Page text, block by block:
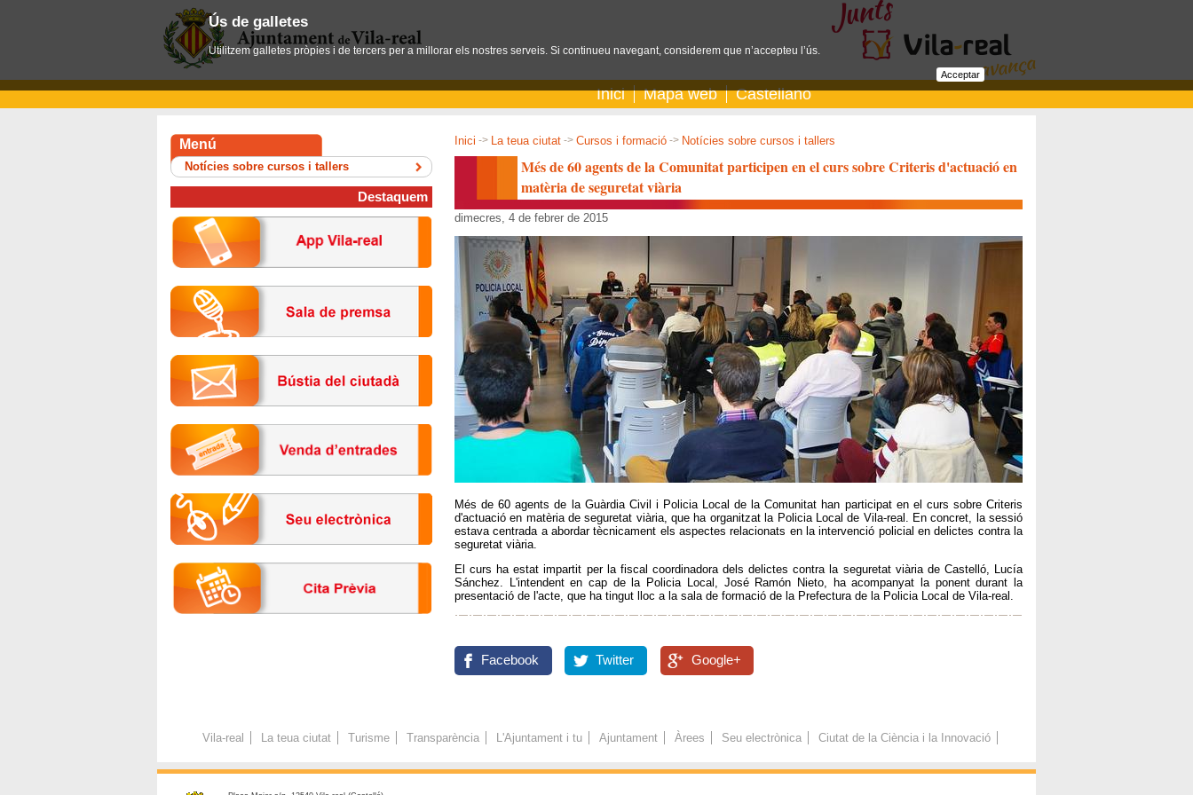
Inici Mapa web Castellano
Inici -> La teua ciutat -> Cursos i formació -> Notícies sobre cursos i tallers
Més de 60 agents de la Comunitat participen en el curs sobre Criteris d'actuació en
matèria de seguretat viària
dimecres, 4 de febrer de 2015
Més de 60 agents de la Guàrdia Civil i Policia Local de la Comunitat han participat en el curs sobre Criteris
d'actuació en matèria de seguretat viària, que ha organitzat la Policia Local de Vila-real. En concret, la sessió
estava centrada a abordar tècnicament els aspectes relacionats en la intervenció policial en delictes contra la
seguretat viària.
El curs ha estat impartit per la fiscal coordinadora dels delictes contra la seguretat viària de Castelló, Lucía
Sánchez. L'intendent en cap de la Policia Local, José Ramón Nieto, ha acompanyat la ponent durant la
presentació de l'acte, que ha tingut lloc a la sala de formació de la Prefectura de la Policia Local de Vila-real.
Facebook Twitter Google+
Menú
Notícies sobre cursos i tallers
Destaquem
Vila-real La teua ciutat Turisme Transparència L'Ajuntament i tu Ajuntament Àrees Seu electrònica Ciutat de la Ciència i la Innovació
Ús de galletes
Utilitzem galletes pròpies i de tercers per a millorar els nostres serveis. Si continueu navegant, considerem que n’accepteu l’ús.
Acceptar